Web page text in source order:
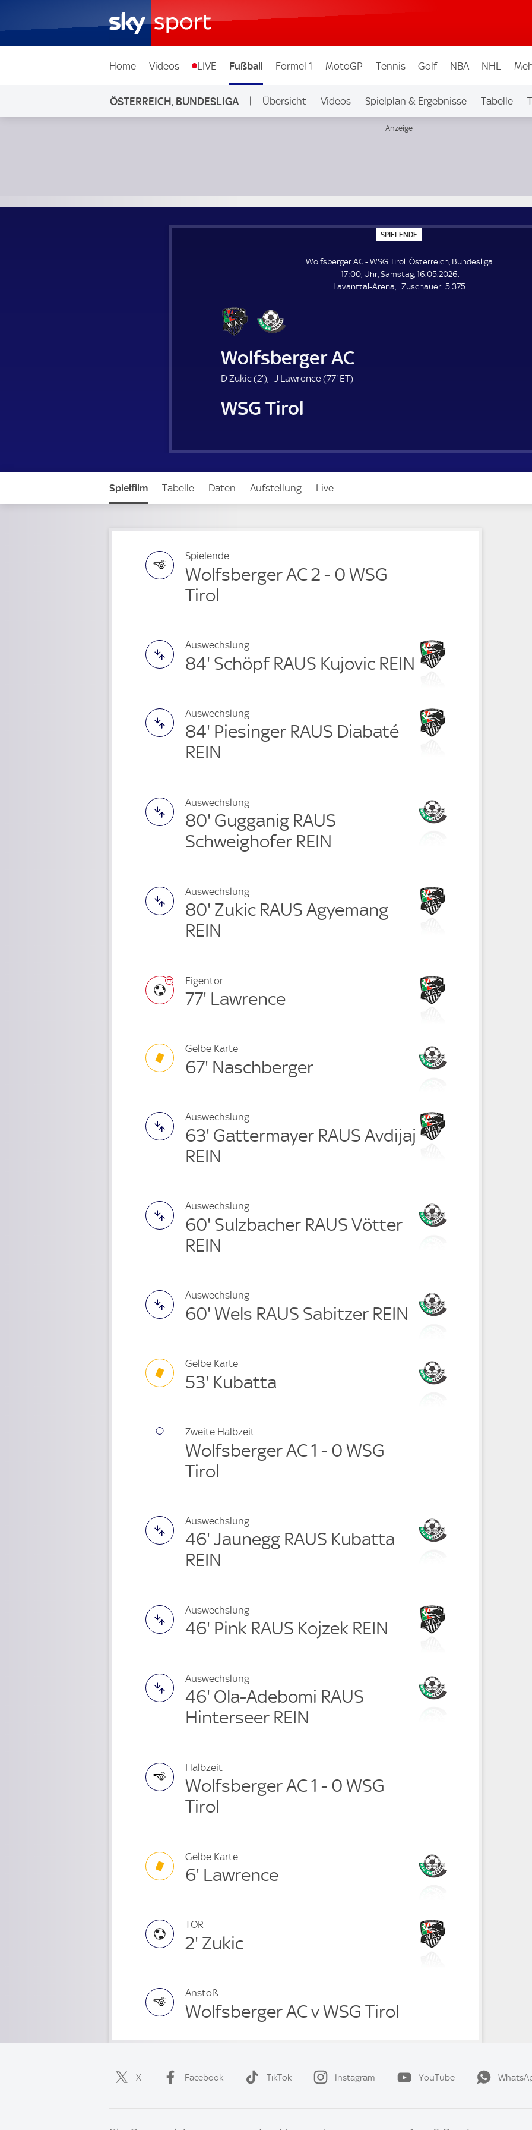
Home Videos LIVE Fußball Formel 1 MotoGP Tennis Golf NBA NHL
ÖSTERREICH, BUNDESLIGA Übersicht Videos Spielplan & Ergebnisse Tabelle
SPIELENDE
P
E
L
E
N
Wolfsberger AC - WSG Tirol. Österreich, Bundesliga.
17:00, Uhr, Samstag, 16.05.2026.
Lavanttal-Arena
Zuschauer: Z
5.375.
Wolfsberger AC
D Zukic (2'2
m
t
) J Lawrence (77'7
u
ETE
)
WSG Tirol
Spielfilm Tabelle Daten Aufstellung Live
Spielende
Wolfsberger AC 2 - 0 WSG
Tirol
Auswechslung
84' Schöpf RAUS Kujovic REIN
Auswechslung
84' Piesinger RAUS Diabaté
REIN
Auswechslung
80' Gugganig RAUS
Schweighofer REIN
Auswechslung
80' Zukic RAUS Agyemang
REIN
Eigentor
77' Lawrence
Gelbe Karte
67' Naschberger
Auswechslung
63' Gattermayer RAUS Avdijaj
REIN
Auswechslung
60' Sulzbacher RAUS Vötter
REIN
Auswechslung
60' Wels RAUS Sabitzer REIN
Gelbe Karte
53' Kubatta
Zweite Halbzeit
Wolfsberger AC 1 - 0 WSG
Tirol
Auswechslung
46' Jaunegg RAUS Kubatta
REIN
Auswechslung
46' Pink RAUS Kojzek REIN
Auswechslung
46' Ola-Adebomi RAUS
Hinterseer REIN
Halbzeit
Wolfsberger AC 1 - 0 WSG
Tirol
Gelbe Karte
6' Lawrence
TOR
2' Zukic
Anstoß
Wolfsberger AC v WSG Tirol
X Facebook TikTok Instagram YouTube